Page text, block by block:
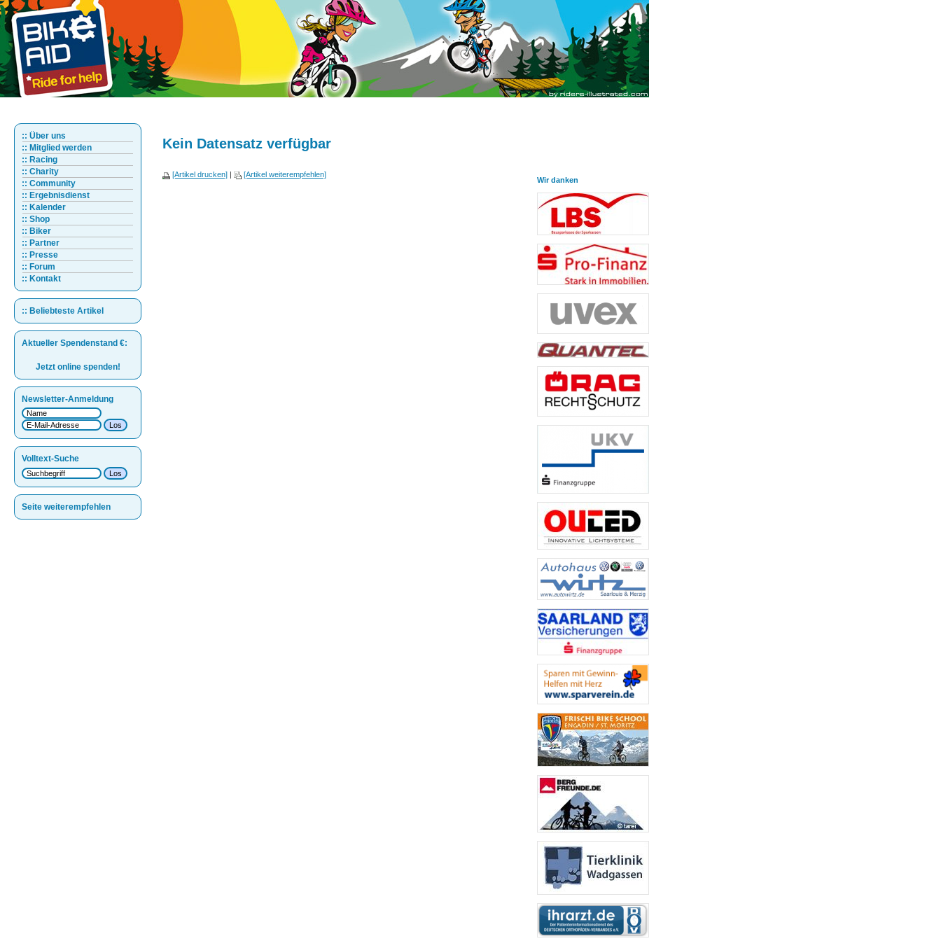
:: Über uns
:: Mitglied werden
:: Racing
:: Charity
:: Community
:: Ergebnisdienst
:: Kalender
:: Shop
:: Biker
:: Partner
:: Presse
:: Forum
:: Kontakt
:: Beliebteste Artikel
Aktueller Spendenstand €:
Jetzt online spenden!
Newsletter-Anmeldung
Volltext-Suche
Seite weiterempfehlen
Kein Datensatz verfügbar
[Artikel drucken] [Artikel weiterempfehlen]
Wir danken